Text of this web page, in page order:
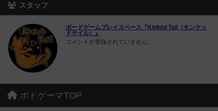
スタッフ
ボードゲームプレイスペース『Kinked Tail（キンケッ
ドテイル）』
コメントが登録されていません。
ボドゲーマTOP